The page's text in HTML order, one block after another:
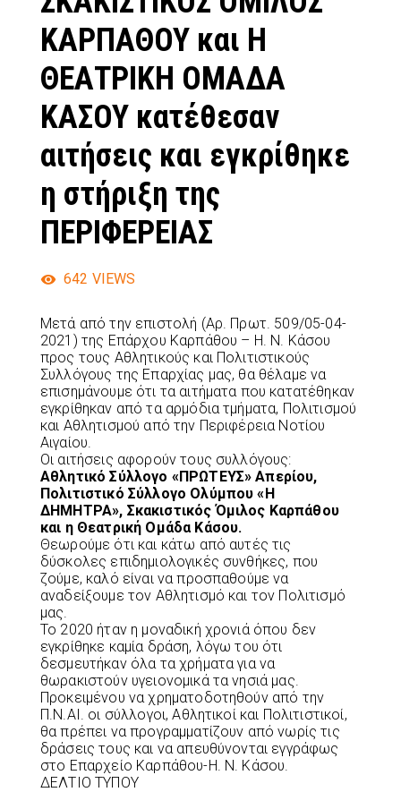
ΚΑΡΠΑΘΟΥ και Η
ΘΕΑΤΡΙΚΗ ΟΜΑΔΑ
ΚΑΣΟΥ κατέθεσαν
αιτήσεις και εγκρίθηκε
η στήριξη της
ΠΕΡΙΦΕΡΕΙΑΣ
642 VIEWS
Μετά από την επιστολή (Αρ. Πρωτ. 509/05-04-
2021) της Επάρχου Καρπάθου – Η. Ν. Κάσου
προς τους Αθλητικούς και Πολιτιστικούς
Συλλόγους της Επαρχίας μας, θα θέλαμε να
επισημάνουμε ότι τα αιτήματα που κατατέθηκαν
εγκρίθηκαν από τα αρμόδια τμήματα, Πολιτισμού
και Αθλητισμού από την Περιφέρεια Νοτίου
Αιγαίου.
Οι αιτήσεις αφορούν τους συλλόγους:
Αθλητικό Σύλλογο «ΠΡΩΤΕΥΣ» Απερίου,
Πολιτιστικό Σύλλογο Ολύμπου «Η
ΔΗΜΗΤΡΑ», Σκακιστικός Όμιλος Καρπάθου
και η Θεατρική Ομάδα Κάσου.
Θεωρούμε ότι και κάτω από αυτές τις
δύσκολες επιδημιολογικές συνθήκες, που
ζούμε, καλό είναι να προσπαθούμε να
αναδείξουμε τον Αθλητισμό και τον Πολιτισμό
μας.
Το 2020 ήταν η μοναδική χρονιά όπου δεν
εγκρίθηκε καμία δράση, λόγω του ότι
δεσμευτήκαν όλα τα χρήματα για να
θωρακιστούν υγειονομικά τα νησιά μας.
Προκειμένου να χρηματοδοτηθούν από την
Π.Ν.ΑΙ. οι σύλλογοι, Αθλητικοί και Πολιτιστικοί,
θα πρέπει να προγραμματίζουν από νωρίς τις
δράσεις τους και να απευθύνονται εγγράφως
στο Επαρχείο Καρπάθου-Η. Ν. Κάσου.
ΔΕΛΤΙΟ ΤΥΠΟΥ